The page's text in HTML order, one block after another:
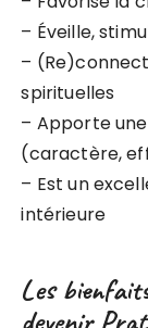
– Éveille,
–
spirituelles
– Apporte
(caractère,
– Est un
intérieure
Les
devenir